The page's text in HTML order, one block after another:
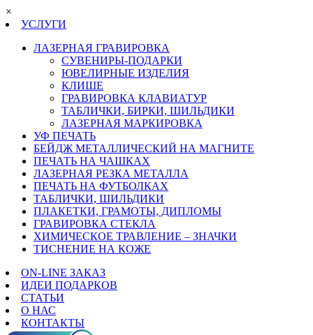
×
УСЛУГИ
ЛАЗЕРНАЯ ГРАВИРОВКА
СУВЕНИРЫ-ПОДАРКИ
ЮВЕЛИРНЫЕ ИЗДЕЛИЯ
КЛИШЕ
ГРАВИРОВКА КЛАВИАТУР
ТАБЛИЧКИ, БИРКИ, ШИЛЬДИКИ
ЛАЗЕРНАЯ МАРКИРОВКА
УФ ПЕЧАТЬ
БЕЙДЖ МЕТАЛЛИЧЕСКИЙ НА МАГНИТЕ
ПЕЧАТЬ НА ЧАШКАХ
ЛАЗЕРНАЯ РЕЗКА МЕТАЛЛА
ПЕЧАТЬ НА ФУТБОЛКАХ
ТАБЛИЧКИ, ШИЛЬДИКИ
ПЛАКЕТКИ, ГРАМОТЫ, ДИПЛОМЫ
ГРАВИРОВКА СТЕКЛА
ХИМИЧЕСКОЕ ТРАВЛЕНИЕ – ЗНАЧКИ
ТИСНЕНИЕ НА КОЖЕ
ON-LINE ЗАКАЗ
ИДЕИ ПОДАРКОВ
СТАТЬИ
О НАС
КОНТАКТЫ